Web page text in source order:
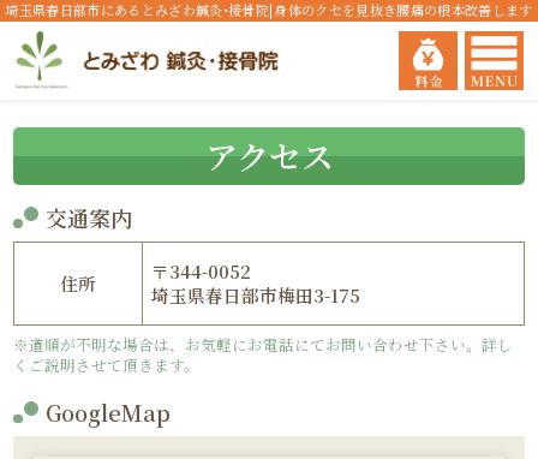
埼玉県春日部市にあるとみざわ鍼灸•接骨院|身体のクセを見抜き腰痛の根本改善します
アクセス
交通案内
住所
〒344-0052
埼玉県春日部市梅田3-175
※道順が不明な場合は、お気軽にお電話にてお問い合わせ下さい。詳し
くご説明させて頂きます。
GoogleMap